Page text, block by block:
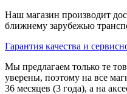
Наш магазин производит
ближнему зарубежью
Гарантия качества и
Мы предлагаем только те
уверены, поэтому на все
36 месяцев (3 года), а на